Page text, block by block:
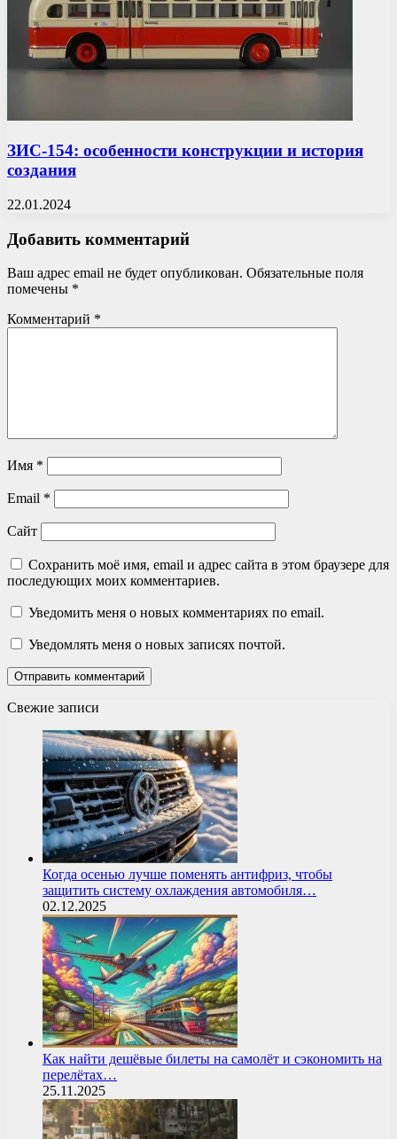
ЗИС-154: особенности конструкции и история
создания
22.01.2024
Добавить комментарий
Ваш адрес email не будет опубликован. Обязательные поля
помечены *
Комментарий *
Имя *
Email *
Сайт
Сохранить моё имя, email и адрес сайта в этом браузере для
последующих моих комментариев.
Уведомить меня о новых комментариях по email.
Уведомлять меня о новых записях почтой.
Свежие записи
Когда осенью лучше поменять антифриз, чтобы
защитить систему охлаждения автомобиля…
02.12.2025
Как найти дешёвые билеты на самолёт и сэкономить на
перелётах…
25.11.2025